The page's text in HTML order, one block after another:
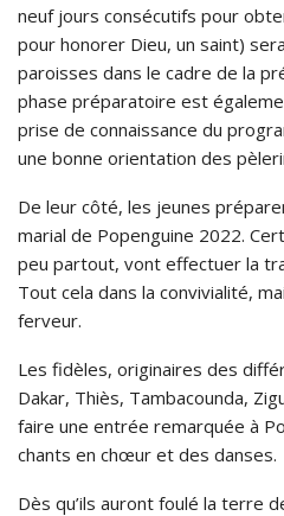
neuf jours consécutifs pour
pour honorer Dieu, un saint)
paroisses dans le cadre de la
phase préparatoire est
prise de connaissance du
une bonne orientation des
De leur côté, les jeunes
marial de Popenguine 2022.
peu partout, vont effectuer la
Tout cela dans la convivialité,
ferveur.
Les fidèles, originaires des
Dakar, Thiès, Tambacounda,
faire une entrée remarquée à
chants en chœur et des danses.
Dès qu’ils auront foulé la terre